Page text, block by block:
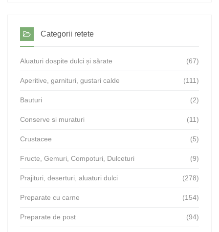
Categorii retete
Aluaturi dospite dulci și sărate (67)
Aperitive, garnituri, gustari calde (111)
Bauturi (2)
Conserve si muraturi (11)
Crustacee (5)
Fructe, Gemuri, Compoturi, Dulceturi (9)
Prajituri, deserturi, aluaturi dulci (278)
Preparate cu carne (154)
Preparate de post (94)